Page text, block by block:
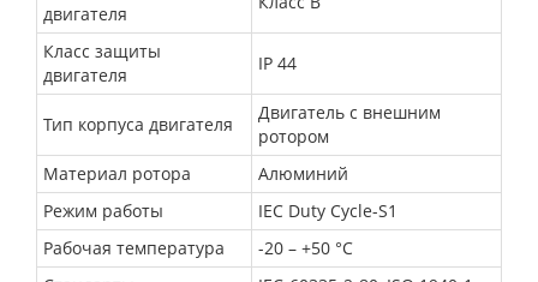
двигателя
Класс защиты
двигателя
IP 44
Тип корпуса двигателя
Двигатель с внешним
ротором
Материал ротора
Алюминий
Режим работы
IEC Duty Cycle-S1
Рабочая температура
-20 – +50 °C